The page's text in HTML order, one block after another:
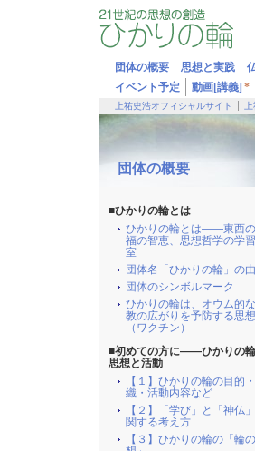
団体の概要 思想と実践
イベント予定
動画[講義] *
上祐史浩オフィシャルサイト
団体の概要
■ひかりの輪とは
ひかりの輪とは――東西
福の智恵、思想哲学の学
室
団体名「ひかりの輪」の
団体のシンボルマーク
ひかりの輪は、オウム的
教の広がりを予防する思想
（ワクチン）
■初めての方に――ひかりの
思想と活動
【１】ひかりの輪の目的
織・活動内容など
【２】「学び」と「神仏
関する考え方
【３】ひかりの輪の「輪